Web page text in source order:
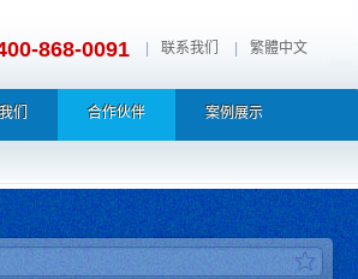
868-0091 联系我们 繁體中文
们 合作伙伴 案例展示